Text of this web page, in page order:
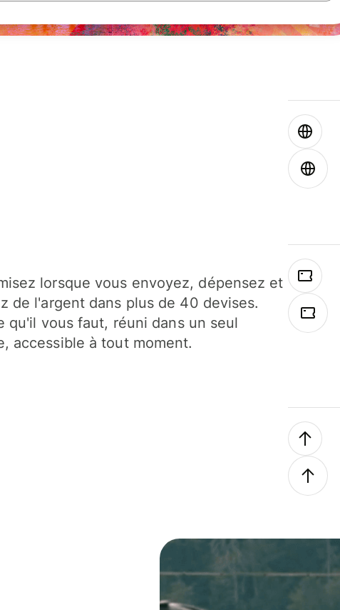
lorsque vous envoyez, dépensez et
de l'argent dans plus de 40 devises.
qu'il vous faut, réuni dans un seul
accessible à tout moment.